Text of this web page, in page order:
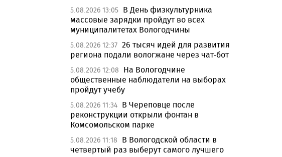
5.08.2026 13:05 В День физкультурника
массовые зарядки пройдут во всех
муниципалитетах Вологодчины
5.08.2026 12:37 26 тысяч идей для развития
региона подали вологжане через чат-бот
5.08.2026 12:08
На Вологодчине
общественные наблюдатели на выборах
пройдут учебу
5.08.2026 11:34 В Череповце после
реконструкции открыли фонтан в
Комсомольском парке
5.08.2026 11:18
В Вологодской области в
четвертый раз выберут самого лучшего